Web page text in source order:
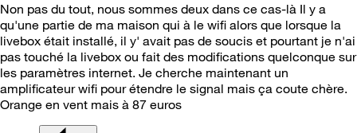
Non pas du tout, nous sommes deux dans ce cas-là Il y a
qu'une partie de ma maison qui à le wifi alors que lorsque la
livebox était installé, il y' avait pas de soucis et pourtant je n'ai
pas touché la livebox ou fait des modifications quelconque sur
les paramètres internet. Je cherche maintenant un
amplificateur wifi pour étendre le signal mais ça coute chère.
Orange en vent mais à 87 euros